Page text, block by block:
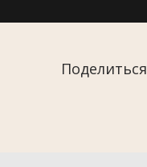
Поделиться